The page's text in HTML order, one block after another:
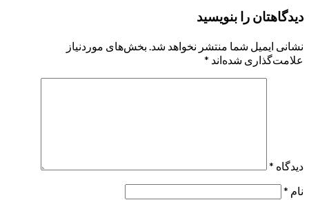
دیدگاهتان را بنویسید
نشانی ایمیل شما منتشر نخواهد شد. بخش‌های موردنیاز
علامت‌گذاری شده‌اند *
دیدگاه *
نام *